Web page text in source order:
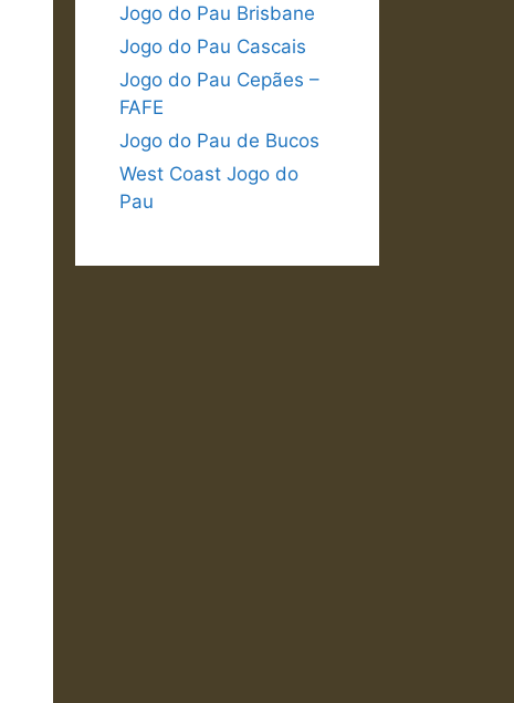
Jogo do Pau Brisbane
Jogo do Pau Cascais
Jogo do Pau Cepães –
FAFE
Jogo do Pau de Bucos
West Coast Jogo do
Pau